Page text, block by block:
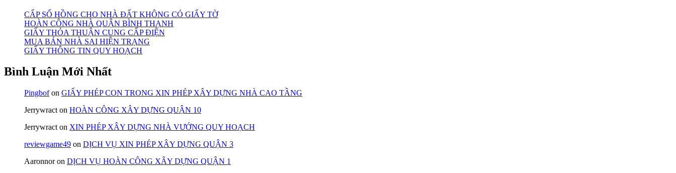
CẤP SỔ HỒNG CHO NHÀ ĐẤT KHÔNG CÓ GIẤY TỜ
HOÀN CÔNG NHÀ QUẬN BÌNH THẠNH
GIẤY THỎA THUẬN CUNG CẤP ĐIỆN
MUA BÁN NHÀ SAI HIỆN TRẠNG
GIẤY THÔNG TIN QUY HOẠCH
Bình Luận Mới Nhất
Pingbofon GIẤY PHÉP CON TRONG XIN PHÉP XÂY DỰNG NHÀ CAO TẦNG
Jerrywract on HOÀN CÔNG XÂY DỰNG QUẬN 10
Jerrywract on XIN PHÉP XÂY DỰNG NHÀ VƯỚNG QUY HOẠCH
reviewgame49 on DỊCH VỤ XIN PHÉP XÂY DỰNG QUẬN 3
Aaronnoron DỊCH VỤ HOÀN CÔNG XÂY DỰNG QUẬN 1